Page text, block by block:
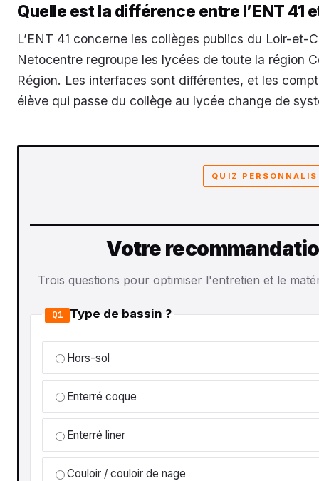
Quelle est la différence entre l’ENT 41
L’ENT 41 concerne les collèges publics du Loir-et-
Netocentre regroupe les lycées de toute la région
Région. Les interfaces sont différentes, et les
élève qui passe du collège au lycée change de
QUIZ
Votre
Trois questions pour optimiser l'entretien et le
Q1 Type de bassin ?
Hors-sol
Enterré coque
Enterré liner
Couloir / couloir de nage